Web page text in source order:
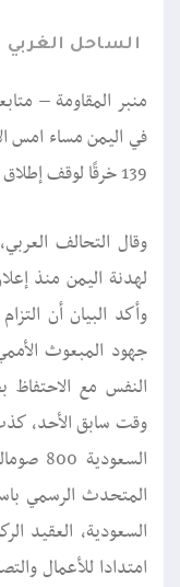
الساحل الغربي
منبر المقاومة –
في اليمن مساء امس
139 خرقًا لوقف إطلاق النار في اليمن خلال الـ24 ساعة الماضية.
وقال التحالف
وأكد البيان أن
جهود المبعوث
النفس مع الاحتفاظ
وقت سابق الأحد،
المتحدث الرسمي
السعودية، العقيد
امتدادا للأعمال